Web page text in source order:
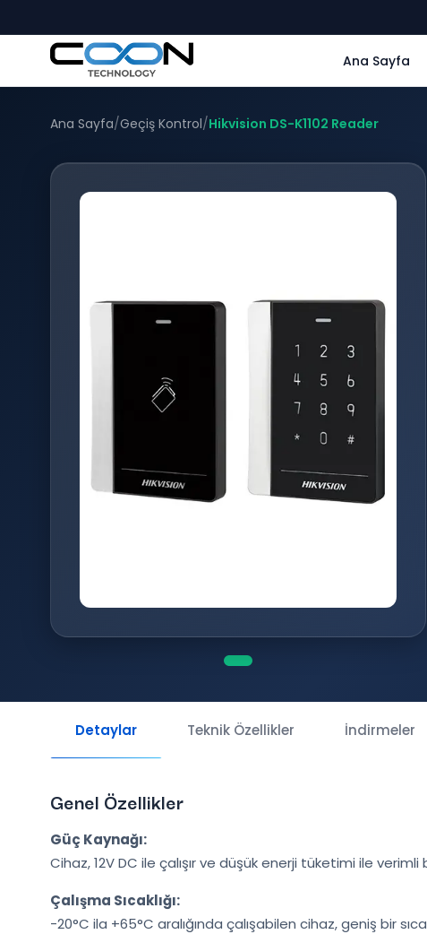
Ana Sayfa
Ana Sayfa/Geçiş Kontrol/Hikvision DS-K1102 Reader
Detaylar Teknik Özellikler İndirmeler
Genel Özellikler
Güç Kaynağı:
Cihaz, 12V DC ile çalışır ve düşük enerji tüketimi ile
Çalışma Sıcaklığı:
-20°C ila +65°C aralığında çalışabilen cihaz, geniş bir